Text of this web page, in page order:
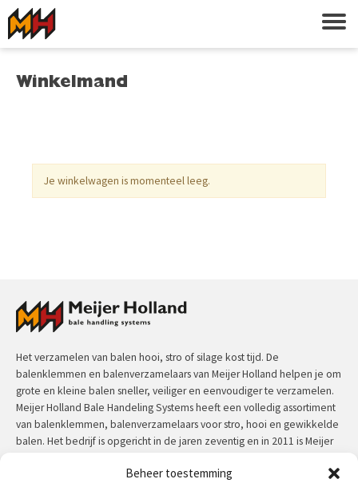
Beheer toestemming
Winkelmand
Je winkelwagen is momenteel leeg.
Het verzamelen van balen hooi, stro of silage kost tijd. De
balenklemmen en balenverzamelaars van Meijer Holland helpen je om
grote en kleine balen sneller, veiliger en eenvoudiger te verzamelen.
Meijer Holland Bale Handeling Systems heeft een volledig assortiment
van balenklemmen, balenverzamelaars voor stro, hooi en gewikkelde
balen. Het bedrijf is opgericht in de jaren zeventig en in 2011 is Meijer
hebben een uitzonderlijke kwaliteit en zijn door de jaren heen in